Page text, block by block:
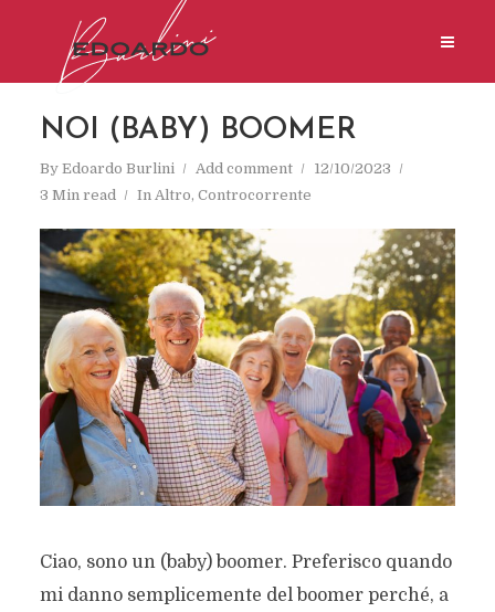
NOI (BABY) BOOMER
By Edoardo Burlini Add comment
12/10/2023
3 Min read
In Altro, Controcorrente
Ciao, sono un (baby) boomer. Preferisco quando
mi danno semplicemente del boomer perché, a